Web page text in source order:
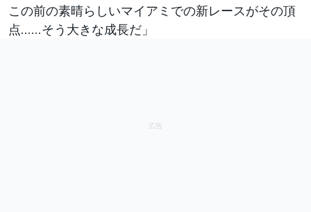
この前の素晴らしいマイアミでの新レースがその頂
点……そう大きな成長だ」